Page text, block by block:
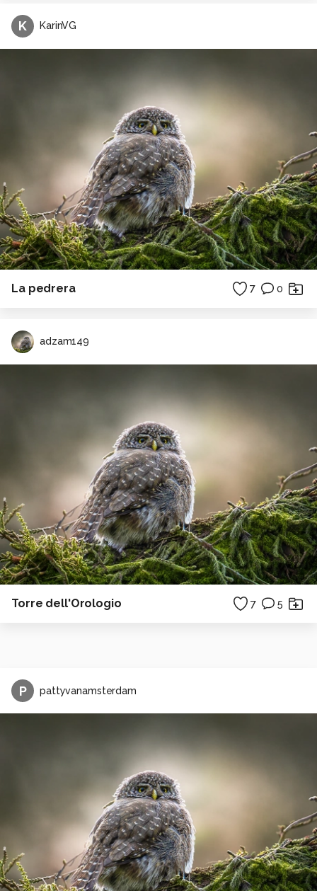
K KarinVG
La pedrera 7 0
adzam149
Torre dell'Orologio 7 5
P pattyvanamsterdam